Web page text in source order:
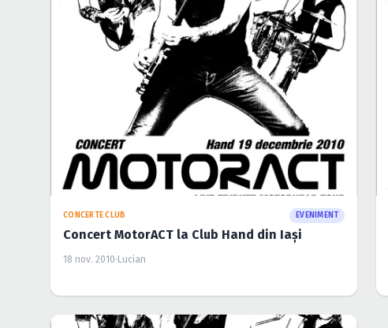
CONCERTE CLUB EVENIMENT
Concert MotorACT la Club Hand din Iaşi
18 nov. 2010·Lucian